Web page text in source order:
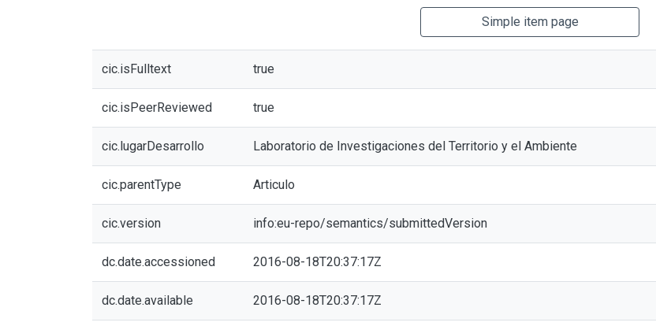
Simple item page
cic.isFulltext true
cic.isPeerReviewed true
cic.lugarDesarrollo Laboratorio de Investigaciones del Territorio y el Ambiente
cic.parentType Articulo
cic.version info:eu-repo/semantics/submittedVersion
dc.date.accessioned 2016-08-18T20:37:17Z
dc.date.available 2016-08-18T20:37:17Z